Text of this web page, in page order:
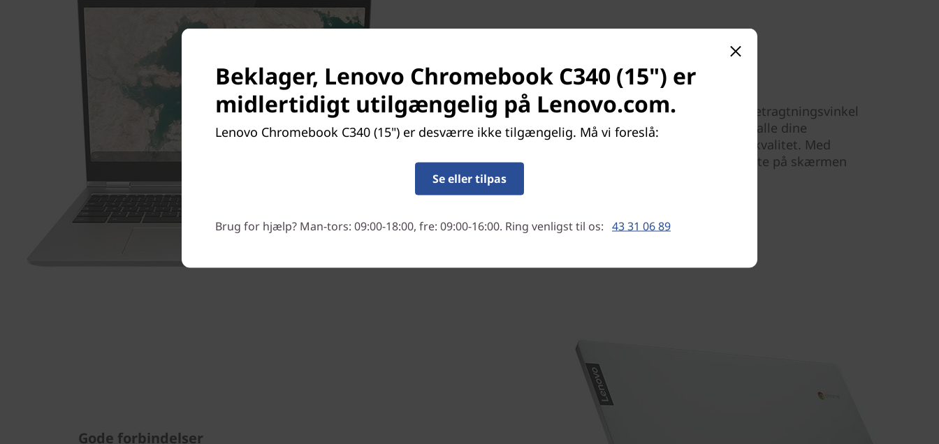
Få det store overblik
Takket være den slanke ramme, Full HD og bred betragtningsvinkel
kan du nyde skærmen på C340 (15"), og du kan se alle dine
yndlingsfilm og videoer sammen med andre i høj kvalitet. Med
touchskærmen kan du trykke og trække filer direkte på skærmen
for nem og intuitiv brug af computeren.
Gode forbindelser
Beklager, Lenovo Chromebook C340 (15") er
midlertidigt utilgængelig på Lenovo.com.
Lenovo Chromebook C340 (15") er desværre ikke tilgængelig. Må vi foreslå:
Se eller tilpas
Brug for hjælp? Man-tors: 09:00-18:00, fre: 09:00-16:00. Ring venligst til os: 43 31 06 89